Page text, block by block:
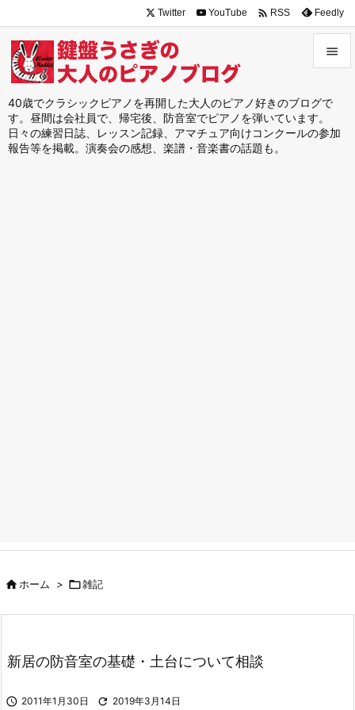
40歳でクラシックピアノを再開した大人のピアノ好きのブログで
す。昼間は会社員で、帰宅後、防音室でピアノを弾いています。
日々の練習日誌、レッスン記録、アマチュア向けコンクールの参加
報告等を掲載。演奏会の感想、楽譜・音楽書の話題も。

メニュ

サイド
Twitter YouTube  RSS Feedly
ホーム > 雑記
新居の防音室の基礎・土台について相談
 2011年1月30日  2019年3月14日